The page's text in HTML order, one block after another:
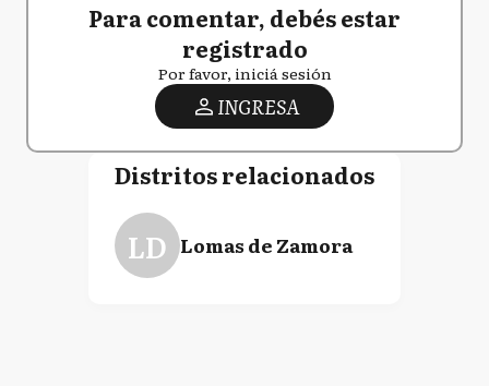
Para comentar, debés estar
registrado
Por favor, iniciá sesión
INGRESA
Distritos relacionados
LD Lomas de Zamora